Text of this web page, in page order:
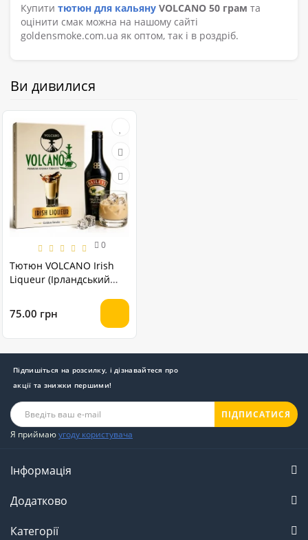
Купити тютюн для кальяну VOLCANO 50 грам та
оцінити смак можна на нашому сайті
goldensmoke.com.ua як оптом, так і в роздріб.
Ви дивилися
0
Тютюн VOLCANO Irish
Liqueur (Ірландський
75.00 грн
Підпишіться на розсилку, і дізнавайтеся про
акції та знижки першими!
ПІДПИСАТИСЯ
Я приймаюугоду користувача
Інформація
Додатково
Категорії